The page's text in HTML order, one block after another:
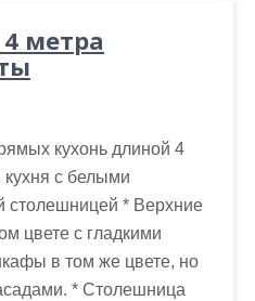
метра
кухонь длиной 4
с белыми
* Верхние
цвете с гладкими
в том же цвете, но
* Столешница